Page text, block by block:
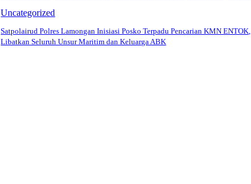
Uncategorized
Satpolairud Polres Lamongan Inisiasi Posko Terpadu Pencarian KMN ENTOK,
Libatkan Seluruh Unsur Maritim dan Keluarga ABK